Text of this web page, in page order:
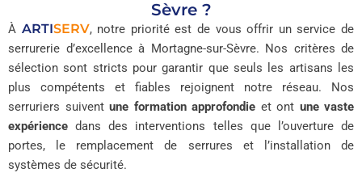
Sèvre ?
À ARTISERV, notre priorité est de vous offrir un service de
serrurerie d’excellence à Mortagne-sur-Sèvre. Nos critères de
sélection sont stricts pour garantir que seuls les artisans les
plus compétents et fiables rejoignent notre réseau. Nos
serruriers suivent une formation approfondie et ont une vaste
expérience dans des interventions telles que l’ouverture de
portes, le remplacement de serrures et l’installation de
systèmes de sécurité.